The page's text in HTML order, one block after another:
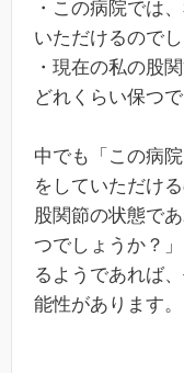
・この病院では
いただけるので
・現在の私の股
どれくらい保つ
中でも「この病
をしていただけ
股関節の状態で
つでしょうか？
るようであれば
能性があります。